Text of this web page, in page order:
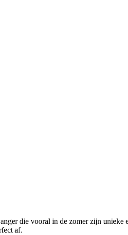
die vooral in de zomer zijn
af.